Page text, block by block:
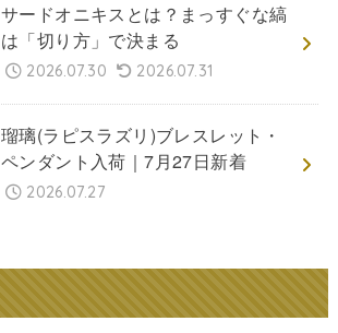
サードオニキスとは？まっすぐな縞
は「切り方」で決まる
2026.07.30 2026.07.31
瑠璃(ラピスラズリ)ブレスレット・
ペンダント入荷｜7月27日新着
2026.07.27